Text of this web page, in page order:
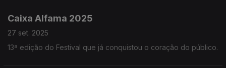
Caixa Alfama 2025
27 set. 2025
13ª edição do Festival que já conquistou o coração do público.